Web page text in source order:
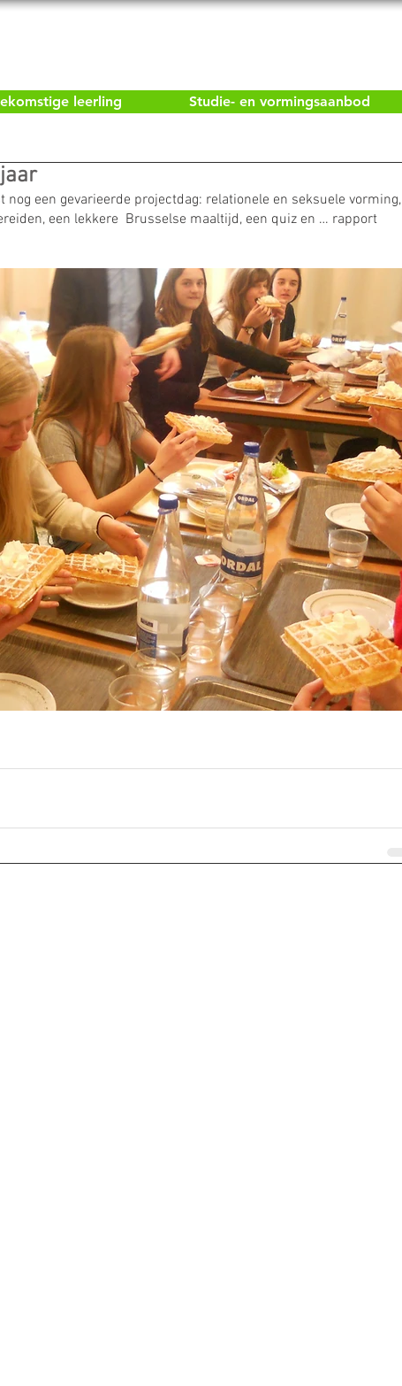
leerling Studie- en vormingsaanbod
nog een gevarieerde projectdag: relationele en seksuele vorming,
een lekkere  Brusselse maaltijd, een quiz en … rapport